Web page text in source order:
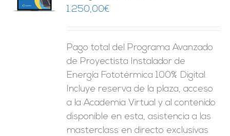
1.250,00€
Pago total del Programa Avanzado
de Proyectista Instalador de
Energía Fototérmica 100% Digital.
Incluye reserva de la plaza, acceso
a la Academia Virtual y al contenido
disponible en esta, asistencia a las
masterclass en directo exclusivas